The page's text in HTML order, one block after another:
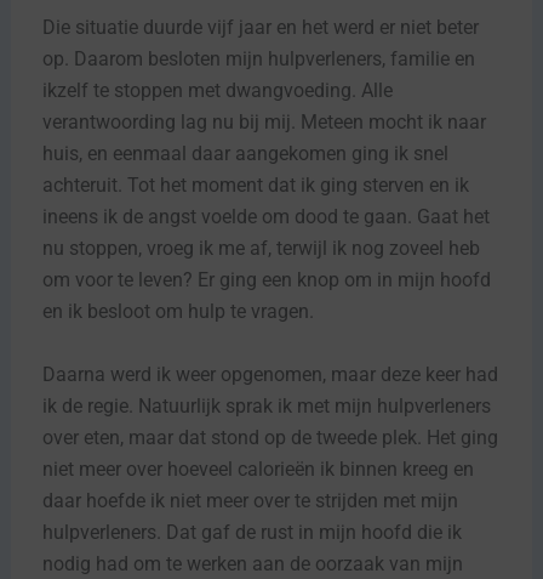
Die situatie duurde vijf jaar en het werd er niet beter
op. Daarom besloten mijn hulpverleners, familie en
ikzelf te stoppen met dwangvoeding. Alle
verantwoording lag nu bij mij. Meteen mocht ik naar
huis, en eenmaal daar aangekomen ging ik snel
achteruit. Tot het moment dat ik ging sterven en ik
ineens ik de angst voelde om dood te gaan. Gaat het
nu stoppen, vroeg ik me af, terwijl ik nog zoveel heb
om voor te leven? Er ging een knop om in mijn hoofd
en ik besloot om hulp te vragen.
Daarna werd ik weer opgenomen, maar deze keer had
ik de regie. Natuurlijk sprak ik met mijn hulpverleners
over eten, maar dat stond op de tweede plek. Het ging
niet meer over hoeveel calorieën ik binnen kreeg en
daar hoefde ik niet meer over te strijden met mijn
hulpverleners. Dat gaf de rust in mijn hoofd die ik
nodig had om te werken aan de oorzaak van mijn